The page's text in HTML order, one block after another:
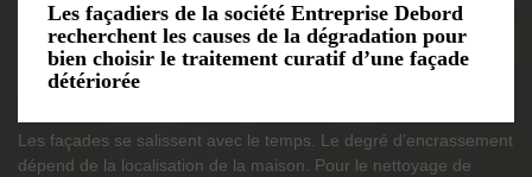
Les façadiers de la société Entreprise Debord
recherchent les causes de la dégradation pour
bien choisir le traitement curatif d’une façade
détériorée
Les façades se salissent avec le temps. Le degré d’encrassement
dépend de la localisation de la maison. Pour le nettoyage de